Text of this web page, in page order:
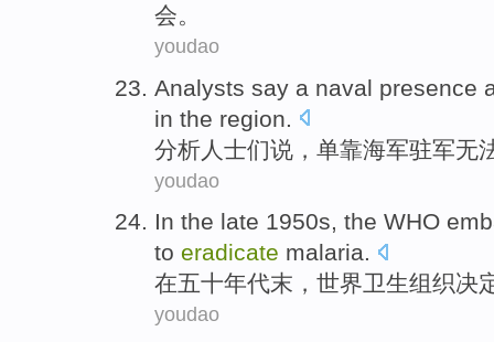
会。
youdao
Analysts say a naval presence
in the region
分析人士们说 ，单靠海军驻军无
youdao
In the late 1950s, the WHO
to eradicate malaria.
在五十年代末 ，世界卫生组织决
youdao